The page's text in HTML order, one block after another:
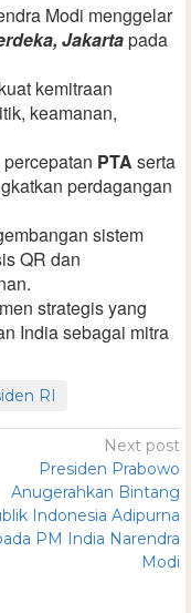
Modi menggelar
Jakartapada
kemitraan
keamanan,
PTA serta
perdagangan
sistem
QR dan
strategis yang
India sebagai mitra
RI
Next post
Presiden Prabowo
Anugerahkan Bintang
Indonesia Adipurna
PM India Narendra
Modi